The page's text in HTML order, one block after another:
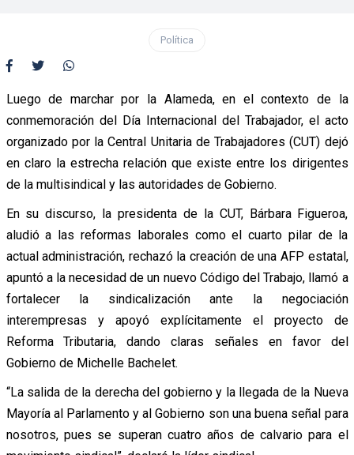
Política
Luego de marchar por la Alameda, en el contexto de la
conmemoración del Día Internacional del Trabajador, el acto
organizado por la Central Unitaria de Trabajadores (CUT) dejó
en claro la estrecha relación que existe entre los dirigentes
de la multisindical y las autoridades de Gobierno.
En su discurso, la presidenta de la CUT, Bárbara Figueroa,
aludió a las reformas laborales como el cuarto pilar de la
actual administración, rechazó la creación de una AFP estatal,
apuntó a la necesidad de un nuevo Código del Trabajo, llamó a
fortalecer la sindicalización ante la negociación
interempresas y apoyó explícitamente el proyecto de
Reforma Tributaria, dando claras señales en favor del
Gobierno de Michelle Bachelet.
“La salida de la derecha del gobierno y la llegada de la Nueva
Mayoría al Parlamento y al Gobierno son una buena señal para
nosotros, pues se superan cuatro años de calvario para el